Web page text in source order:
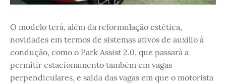
O modelo terá, além da reformulação estética,
novidades em termos de sistemas ativos de auxílio à
condução, como o Park Assist 2.0, que passará a
permitir estacionamento também em vagas
perpendiculares, e saída das vagas em que o motorista